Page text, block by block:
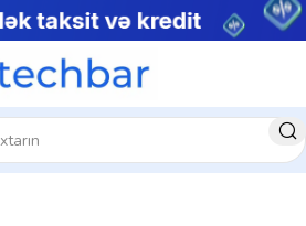
Elektrik uzadıcı